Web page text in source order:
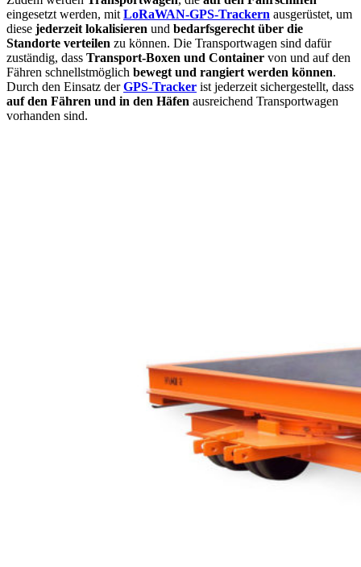
eingesetzt werden, mit LoRaWAN-GPS-Trackern ausgerüstet, um
diese jederzeit lokalisieren und bedarfsgerecht über die
Standorte verteilen zu können. Die Transportwagen sind dafür
zuständig, dass Transport-Boxen und Container von und auf den
Fähren schnellstmöglich bewegt und rangiert werden können.
Durch den Einsatz derGPS-Tracker ist jederzeit sichergestellt, dass
auf den Fähren und in den Häfen ausreichend Transportwagen
vorhanden sind.